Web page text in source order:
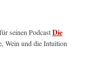
seinen PodcastDie
Wein und die Intuition